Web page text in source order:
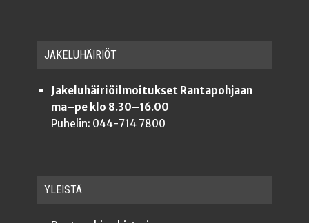
JAKE­LU­HÄI­RIÖT
Jakeluhäiriöilmoitukset Rantapohjaan
ma–pe klo 8.30–16.00
Puhelin: 044-714 7800
YLEISTÄ